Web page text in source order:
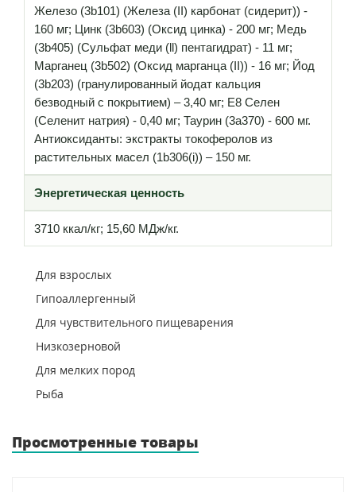
Железо (3b101) (Железа (II) карбонат (сидерит)) -
160 мг; Цинк (3b603) (Оксид цинка) - 200 мг; Медь
(3b405) (Сульфат меди (ll) пентагидрат) - 11 мг;
Марганец (3b502) (Оксид марганца (II)) - 16 мг; Йод
(3b203) (гранулированный йодат кальция
безводный с покрытием) – 3,40 мг; E8 Селен
(Селенит натрия) - 0,40 мг; Таурин (3a370) - 600 мг.
Антиоксиданты: экстракты токоферолов из
растительных масел (1b306(i)) – 150 мг.
Энергетическая ценность
3710 ккал/кг; 15,60 МДж/кг.
Для взрослых
Гипоаллергенный
Для чувствительного пищеварения
Низкозерновой
Для мелких пород
Рыба
Просмотренные товары